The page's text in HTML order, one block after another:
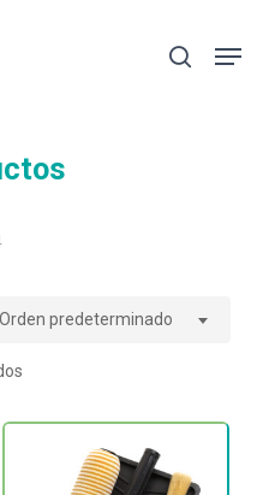
search
Orden predeterminado
Close